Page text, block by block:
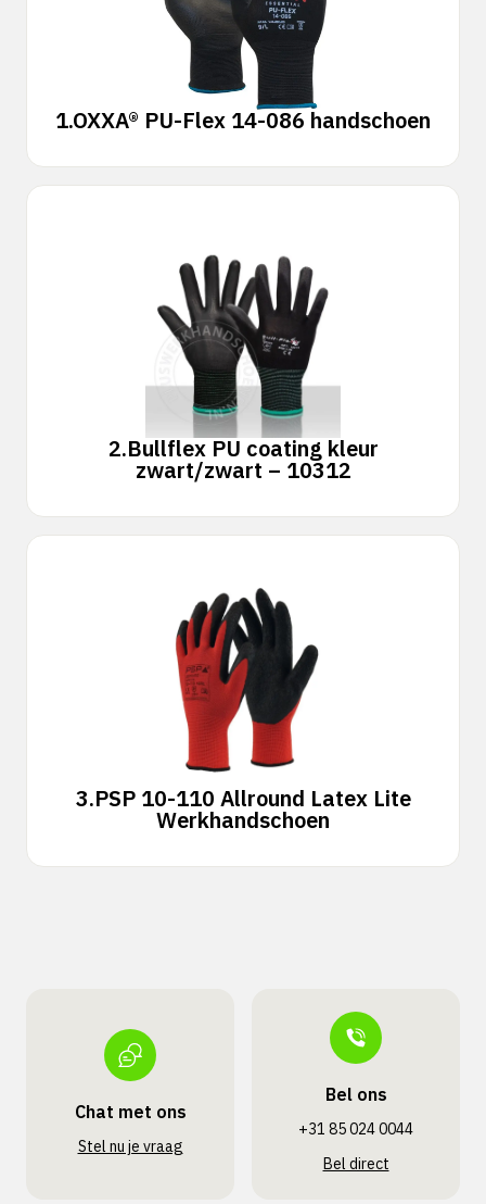
1.OXXA® PU-Flex 14-086 handschoen
2.Bullflex PU coating kleur
zwart/zwart – 10312
3.PSP 10-110 Allround Latex Lite
Werkhandschoen
Chat met ons
Stel nu je vraag
Bel ons
+31 85 024 0044
Bel direct